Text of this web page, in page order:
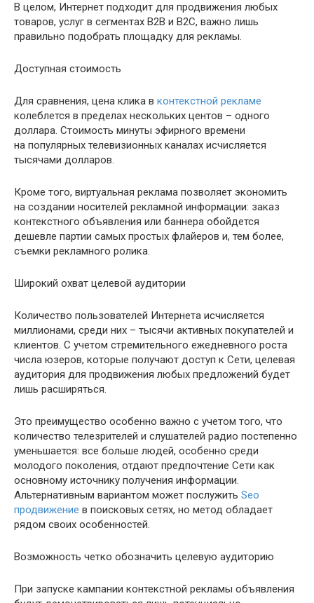
В целом, Интернет подходит для продвижения любых
товаров, услуг в сегментах B2B и B2C, важно лишь
правильно подобрать площадку для рекламы.
Доступная стоимость
Для сравнения, цена клика в контекстной рекламе
колеблется в пределах нескольких центов – одного
доллара. Стоимость минуты эфирного времени
на популярных телевизионных каналах исчисляется
тысячами долларов.
Кроме того, виртуальная реклама позволяет экономить
на создании носителей рекламной информации: заказ
контекстного объявления или баннера обойдется
дешевле партии самых простых флайеров и, тем более,
съемки рекламного ролика.
Широкий охват целевой аудитории
Количество пользователей Интернета исчисляется
миллионами, среди них – тысячи активных покупателей и
клиентов. С учетом стремительного ежедневного роста
числа юзеров, которые получают доступ к Сети, целевая
аудитория для продвижения любых предложений будет
лишь расширяться.
Это преимущество особенно важно с учетом того, что
количество телезрителей и слушателей радио постепенно
уменьшается: все больше людей, особенно среди
молодого поколения, отдают предпочтение Сети как
основному источнику получения информации.
Альтернативным вариантом может послужить Seo
продвижение в поисковых сетях, но метод обладает
рядом своих особенностей.
Возможность четко обозначить целевую аудиторию
При запуске кампании контекстной рекламы объявления